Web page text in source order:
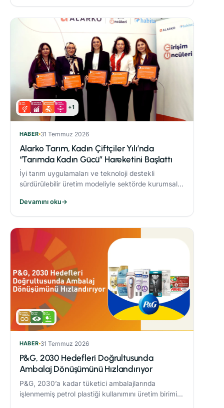
+1
HABER 31 Temmuz 2026
Alarko Tarım, Kadın Çiftçiler Yılı’nda
“Tarımda Kadın Gücü” Hareketini Başlattı
İyi tarım uygulamaları ve teknoloji destekli
sürdürülebilir üretim modeliyle sektörde kurumsal
üçüncü yılında “Tarımda Kadın Gücü” hareketi
başlatıyor.
Devamını oku→
HABER 31 Temmuz 2026
P&G, 2030 Hedefleri Doğrultusunda
Ambalaj Dönüşümünü Hızlandırıyor
P&G, 2030’a kadar tüketici ambalajlarında
işlenmemiş petrol plastiği kullanımını üretim birimi